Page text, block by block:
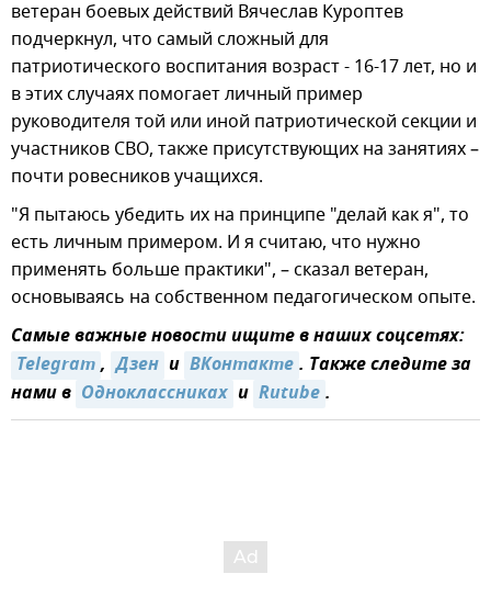
ветеран боевых действий Вячеслав Куроптев
подчеркнул, что самый сложный для
патриотического воспитания возраст - 16-17 лет, но и
в этих случаях помогает личный пример
руководителя той или иной патриотической секции и
участников СВО, также присутствующих на занятиях –
почти ровесников учащихся.
"Я пытаюсь убедить их на принципе "делай как я", то
есть личным примером. И я считаю, что нужно
применять больше практики", – сказал ветеран,
основываясь на собственном педагогическом опыте.
Самые важные новости ищите в наших соцсетях:
Telegram, Дзен и ВКонтакте. Также следите за
нами в Одноклассниках и Rutube.